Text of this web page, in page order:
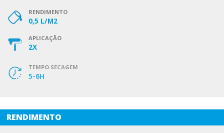
RENDIMENTO
0,5 L/M2
APLICAÇÃO
2X
TEMPO SECAGEM
5-6H
RENDIMENTO